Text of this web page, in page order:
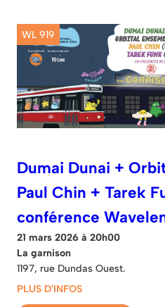
WL 919
Dumai Dunai +
Paul Chin + Tarek
conférence
21 mars 2026 à 20h00
La garnison
1197, rue Dundas Ouest.
PLUS D'INFOS